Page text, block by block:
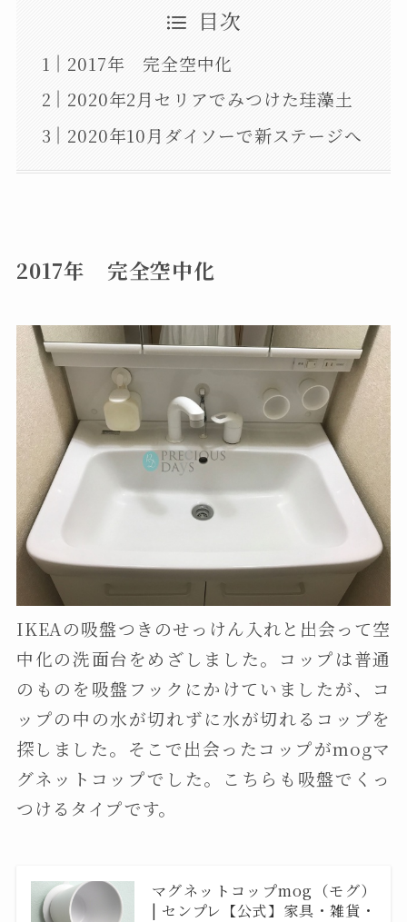
目次
2017年 完全空中化
2020年2月セリアでみつけた珪藻土
2020年10月ダイソーで新ステージへ
2017年 完全空中化
IKEAの吸盤つきのせっけん入れと出会って空
中化の洗面台をめざしました。コップは普通
のものを吸盤フックにかけていましたが、コ
ップの中の水が切れずに水が切れるコップを
探しました。そこで出会ったコップがmogマ
グネットコップでした。こちらも吸盤でくっ
つけるタイプです。
マグネットコップmog（モグ）
| センプレ【公式】家具・雑貨・